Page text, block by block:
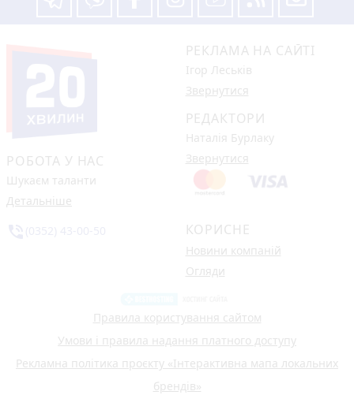
РОБОТА У НАС
Шукаєм таланти
Детальніше
РЕКЛАМА НА САЙТІ
Ігор Леськів
Звернутися
РЕДАКТОРИ
Наталія Бурлаку
Звернутися
КОРИСНЕ
Новини компаній
Огляди
Правила користування сайтом
Умови і правила надання платного доступу
Рекламна політика проєкту «Інтерактивна мапа локальних
брендів»